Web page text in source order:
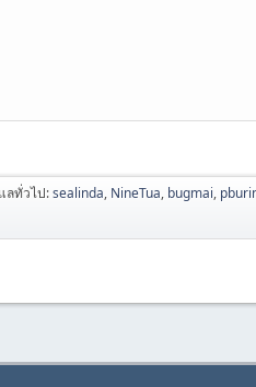
ลทั่วไป:sealinda, NineTua, bugmai,